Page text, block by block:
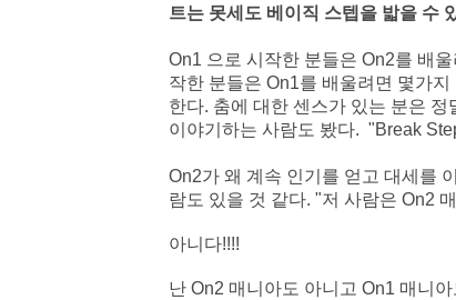
트는 못세도 베이직 스텝을 밟을 수
On1 으로 시작한 분들은 On2를 배
작한 분들은 On1를 배울려면 몇가
한다. 춤에 대한 센스가 있는 분은
이야기하는 사람도 봤다. "Break
On2가 왜 계속 인기를 얻고 대세를
람도 있을 것 같다. "저 사람은 On2
아니다!!!!
난 On2 매니아도 아니고 On1 매니